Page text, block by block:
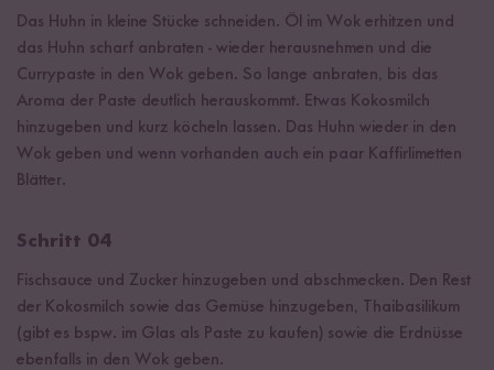
Das Huhn in kleine Stücke schneiden. Öl im Wok erhitzen und
das Huhn scharf anbraten - wieder herausnehmen und die
Currypaste in den Wok geben. So lange anbraten, bis das
Aroma der Paste deutlich herauskommt. Etwas Kokosmilch
hinzugeben und kurz köcheln lassen. Das Huhn wieder in den
Wok geben und wenn vorhanden auch ein paar Kaffirlimetten
Blätter.
Schritt 04
Fischsauce und Zucker hinzugeben und abschmecken. Den Rest
der Kokosmilch sowie das Gemüse hinzugeben, Thaibasilikum
(gibt es bspw. im Glas als Paste zu kaufen) sowie die Erdnüsse
ebenfalls in den Wok geben.